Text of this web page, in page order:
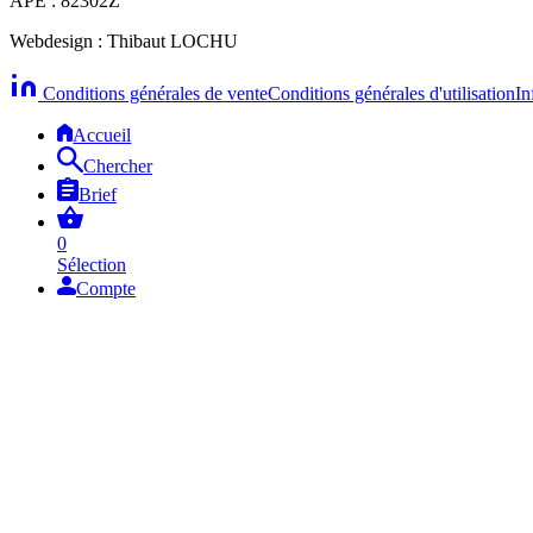
Webdesign : Thibaut LOCHU
Conditions générales de venteConditions générales d'utilisation
Accueil
Chercher
Brief
0
Sélection
Compte